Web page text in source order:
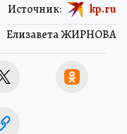
Елизавета ЖИРНОВА
Источник: kp.ru